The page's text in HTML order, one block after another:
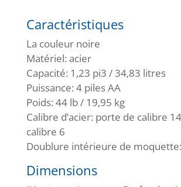
Caractéristiques
La couleur noire
Matériel: acier
Capacité: 1,23 pi3 / 34,83 litres
Puissance: 4 piles AA
Poids: 44 lb / 19,95 kg
Calibre d’acier: porte de calibre
calibre 6
Doublure intérieure de
Dimensions